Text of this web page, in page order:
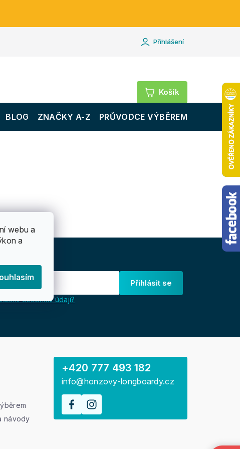
webu a
a
Přihlášení
Nákupní
košík
BLOG ZNAČKY A-Z PRŮVODCE VÝBĚREM
Přihlásit se
osobními údaji?
návody
+420 777 493 182
info@honzovy-longboardy.cz